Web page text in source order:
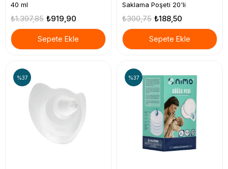
40 ml
₺919,90
₺1.397,85
Sepete Ekle
Saklama Poşeti 20'li
₺188,50
₺300,75
Sepete Ekle
%37 %37